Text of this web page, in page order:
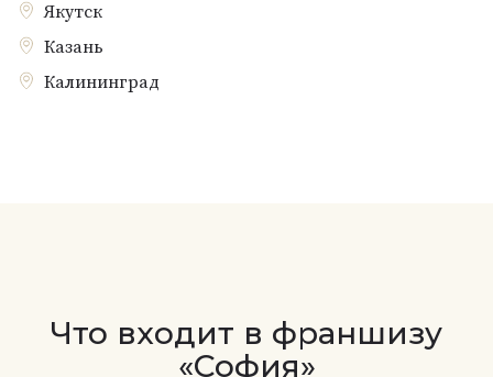
Якутск
Казань
Калининград
Что входит в франшизу
«София»